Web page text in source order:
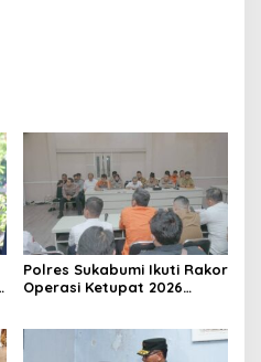
Polres Sukabumi Ikuti Rakor
Operasi Ketupat 2026